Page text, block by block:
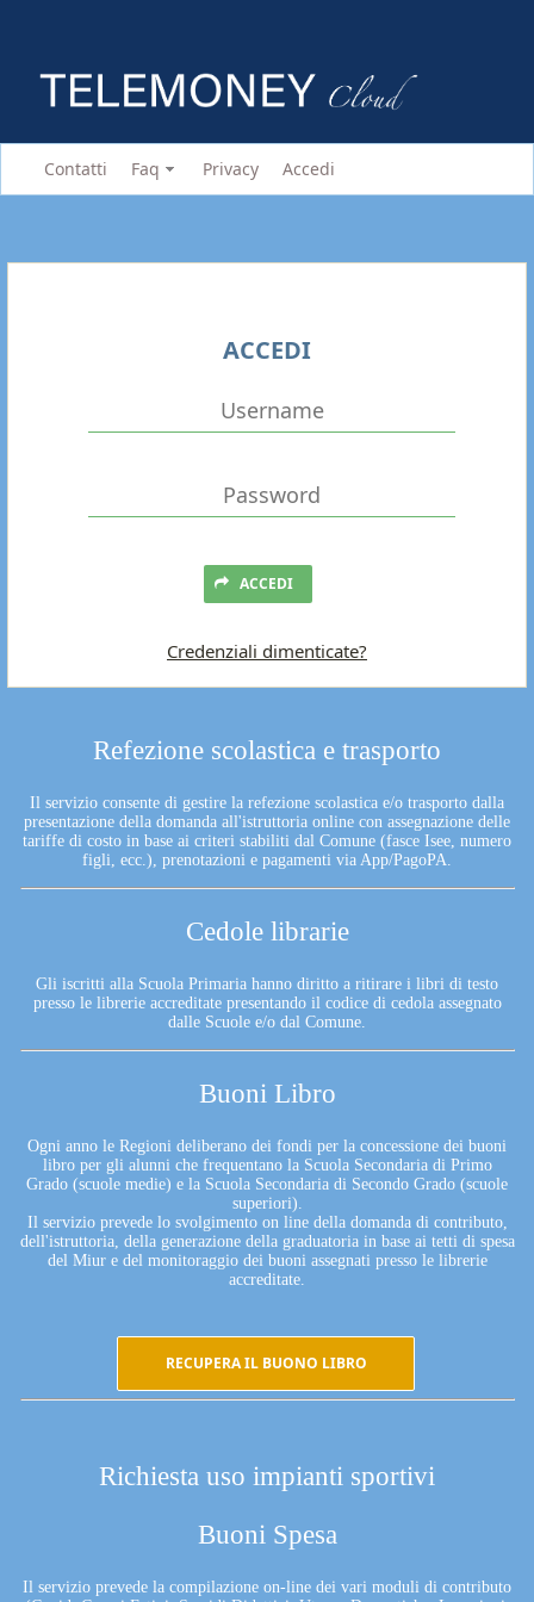
Contatti Faq Privacy Accedi
Refezione scolastica e trasporto
Il servizio consente di gestire la refezione scolastica e/o trasporto dalla
presentazione della domanda all'istruttoria online con assegnazione delle
tariffe di costo in base ai criteri stabiliti dal Comune (fasce Isee, numero
figli, ecc.), prenotazioni e pagamenti via App/PagoPA.
Cedole librarie
Gli iscritti alla Scuola Primaria hanno diritto a ritirare i libri di testo
presso le librerie accreditate presentando il codice di cedola assegnato
dalle Scuole e/o dal Comune.
Buoni Libro
Ogni anno le Regioni deliberano dei fondi per la concessione dei buoni
libro per gli alunni che frequentano la Scuola Secondaria di Primo
Grado (scuole medie) e la Scuola Secondaria di Secondo Grado (scuole
superiori).
Il servizio prevede lo svolgimento on line della domanda di contributo,
dell'istruttoria, della generazione della graduatoria in base ai tetti di spesa
del Miur e del monitoraggio dei buoni assegnati presso le librerie
accreditate.
RECUPERA IL BUONO LIBRO
Richiesta uso impianti sportivi
Buoni Spesa
Il servizio prevede la compilazione on-line dei vari moduli di contributo
ACCEDI
ACCEDI
Credenziali dimenticate?